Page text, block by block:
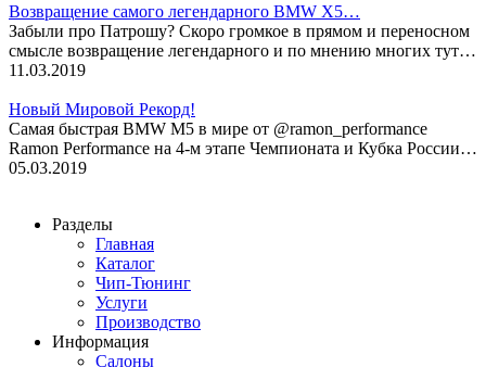
Возвращение самого легендарного BMW X5…
Забыли про Патрошу? Скоро громкое в прямом и переносном
смысле возвращение легендарного и по мнению многих тут…
11.03.2019
Новый Мировой Рекорд!
Cамая быстрая BMW M5 в мире от @ramon_performance
Ramon Performance на 4-м этапе Чемпионата и Кубка России…
05.03.2019
Разделы
Главная
Каталог
Чип-Тюнинг
Услуги
Производство
Информация
Салоны